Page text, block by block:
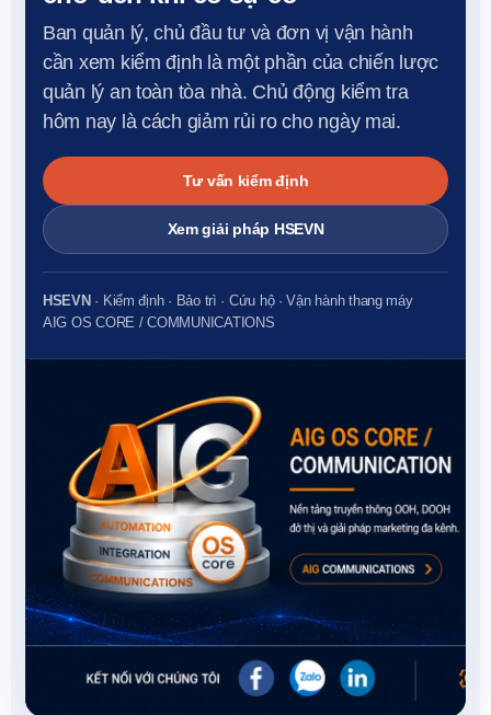
An toàn thang máy không nên
chờ đến khi có sự cố
Ban quản lý, chủ đầu tư và đơn vị vận hành
cần xem kiểm định là một phần của chiến lược
hôm nay là cách giảm rủi ro cho ngày mai.
Tư vấn kiểm định